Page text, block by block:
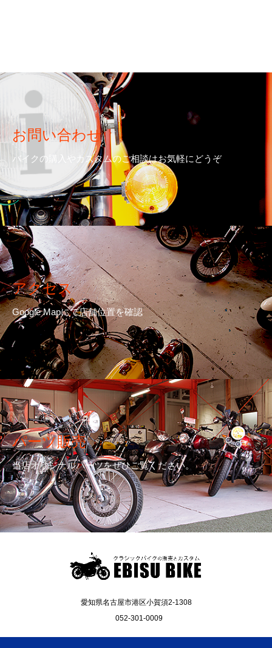
お問い合わせ
バイクの購入やカスタムのご相談はお気軽にどうぞ
アクセス
Google Mapにて店舗位置を確認
パーツ販売
当店オリジナルパーツをぜひご覧ください。
愛知県名古屋市港区小賀須2-1308
052-301-0009